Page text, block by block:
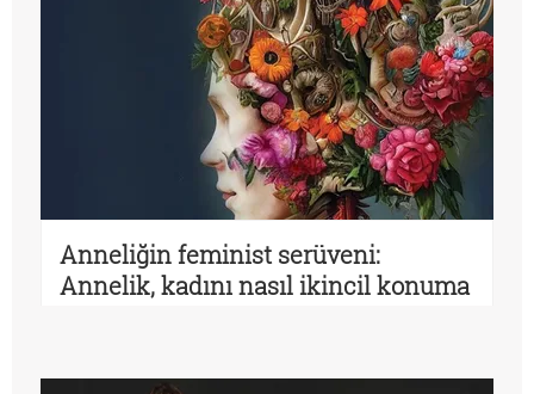
Anneliğin feminist serüveni:
Annelik, kadını nasıl ikincil konuma